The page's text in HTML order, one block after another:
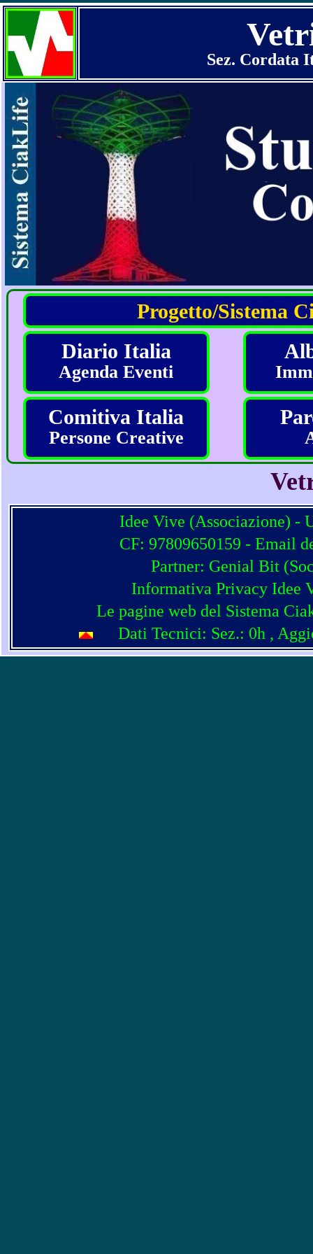
Sez. Cordata
Progetto/Sistema
Diario Italia
Agenda Eventi
Comitiva Italia
Persone Creative
Idee Vive (Associazione) -
CF: 97809650159 - Email
Partner: Genial Bit (
Informativa Privacy Idee
Le pagine web del Sistema
Dati Tecnici: Sez.: 0h ,